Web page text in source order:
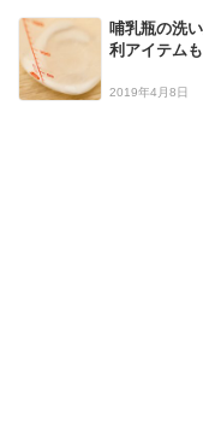
哺乳瓶の洗
利アイテムも
2019年4月8日